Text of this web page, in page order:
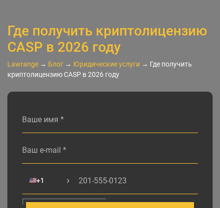
Где получить криптолицензию
CASP в 2026 году
Lawrange → Блог → Юридические услуги → Где получить
криптолицензию CASP в 2026 году
🇺🇸+1